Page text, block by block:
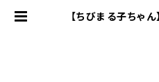
【ちびまる子ちゃ